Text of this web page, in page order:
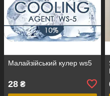
Малайзійський кулер ws5
28 ₴